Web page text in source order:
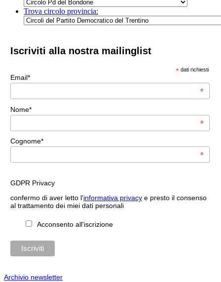
Trova circolo provincia:
Iscriviti alla nostra mailinglist
* dati richiesti
Email*
*
Nome*
*
Cognome*
*
GDPR Privacy
confermo di aver letto l'informativa privacye presto il consenso
al trattamento dei miei dati personali
Acconsento all'iscrizione
Archivio newsletter